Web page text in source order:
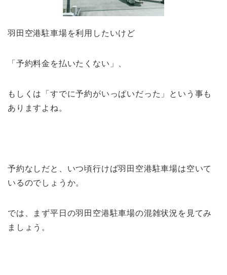
羽田空港駐車場を利用したいけど
「予約料金を払いたくない」、
もしくは「すでに予約がいっぱいだった」という事も
ありますよね。
予約なしだと、いつ頃行けば羽田空港駐車場は空いて
いるのでしょうか。
では、まず平日の羽田空港駐車場の混雑状況を見てみ
ましょう。